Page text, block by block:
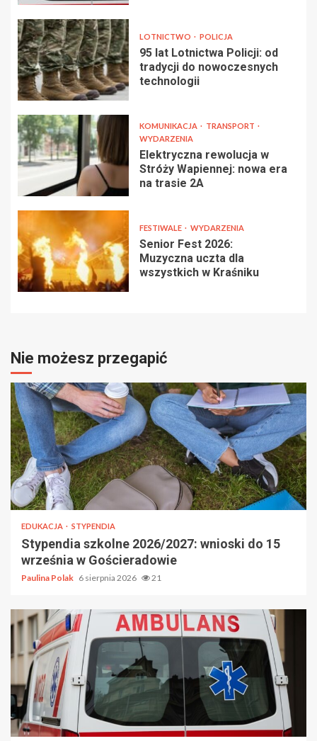
LOTNICTWO POLICJA
95 lat Lotnictwa Policji: od
tradycji do nowoczesnych
technologii
KOMUNIKACJA
TRANSPORT
WYDARZENIA
Elektryczna rewolucja w
Stróży Wapiennej: nowa era
na trasie 2A
FESTIWALE WYDARZENIA
Senior Fest 2026:
Muzyczna uczta dla
wszystkich w Kraśniku
Nie możesz przegapić
EDUKACJA STYPENDIA
Stypendia szkolne 2026/2027: wnioski do 15
września w Gościeradowie
Paulina Polak 6 sierpnia 2026 21